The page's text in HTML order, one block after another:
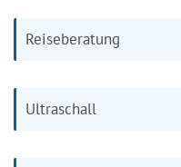
Reiseberatung
Ultraschall